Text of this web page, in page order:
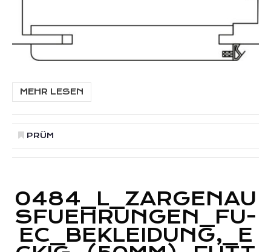
MEHR LESEN
PRÜM
0484_L_ZARGENAU
SFUEHRUNGEN_FU-
EC_BEKLEIDUNG,_E